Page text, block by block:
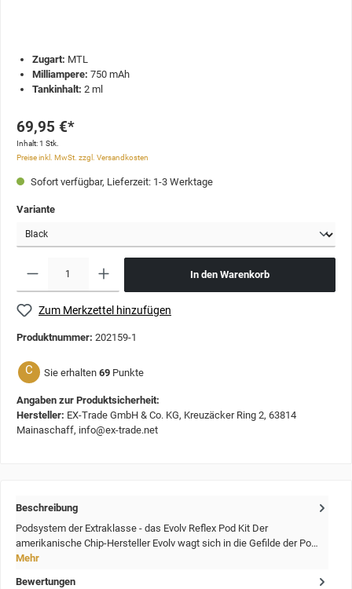
Zugart: MTL
Milliampere: 750 mAh
Tankinhalt: 2 ml
69,95 €*
Inhalt:1 Stk.
Preise inkl. MwSt. zzgl. Versandkosten
Sofort verfügbar, Lieferzeit: 1-3 Werktage
Variante
In den Warenkorb
Zum Merkzettel hinzufügen
Produktnummer: 202159-1
C Sie erhalten 69 Punkte
Angaben zur Produktsicherheit:
Hersteller: EX-Trade GmbH & Co. KG, Kreuzäcker Ring 2, 63814
Mainaschaff, info@ex-trade.net
Beschreibung
Podsystem der Extraklasse - das Evolv Reflex Pod Kit Der
amerikanische Chip-Hersteller Evolv wagt sich in die Gefilde der Po…
Mehr
Bewertungen